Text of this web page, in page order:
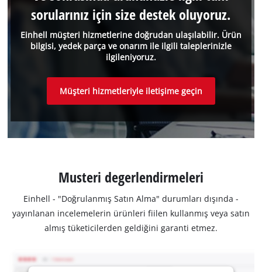
Einhell müşteri hizmetlerine doğrudan ulaşılabilir. Ürün
bilgisi, yedek parça ve onarım ile ilgili taleplerinizle
ilgileniyoruz.
sorularınız için size destek oluyoruz.
Müşteri hizmetleriyle iletişime geçin
Musteri degerlendirmeleri
Einhell - "Doğrulanmış Satın Alma" durumları dışında -
yayınlanan incelemelerin ürünleri fiilen kullanmış veya satın
almış tüketicilerden geldiğini garanti etmez.